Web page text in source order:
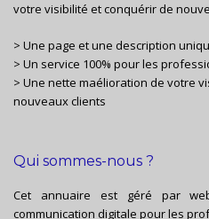
votre visibilité et conquérir de
> Une page et une description
> Un service 100% pour les
> Une nette maélioration de votre
nouveaux clients
Qui sommes-nous ?
Cet annuaire est géré par
communication digitale pour les